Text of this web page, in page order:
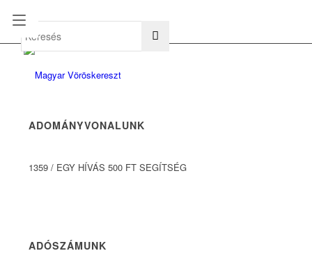
ADOMÁNYVONALUNK
1359 / EGY HÍVÁS 500 FT SEGÍTSÉG
ADÓSZÁMUNK